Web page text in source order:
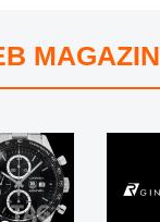
MAGAZIN